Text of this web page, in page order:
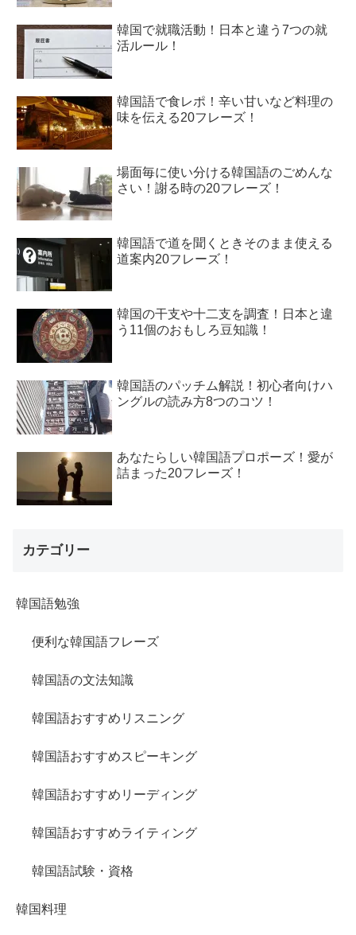
韓国で就職活動！日本と違う7つの就
活ルール！
韓国語で食レポ！辛い甘いなど料理の
味を伝える20フレーズ！
場面毎に使い分ける韓国語のごめんな
さい！謝る時の20フレーズ！
韓国語で道を聞くときそのまま使える
道案内20フレーズ！
韓国の干支や十二支を調査！日本と違
う11個のおもしろ豆知識！
韓国語のパッチム解説！初心者向けハ
ングルの読み方8つのコツ！
あなたらしい韓国語プロポーズ！愛が
詰まった20フレーズ！
カテゴリー
韓国語勉強
便利な韓国語フレーズ
韓国語の文法知識
韓国語おすすめリスニング
韓国語おすすめスピーキング
韓国語おすすめリーディング
韓国語おすすめライティング
韓国語試験・資格
韓国料理